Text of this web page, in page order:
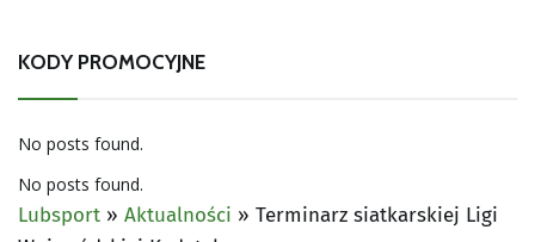
KODY PROMOCYJNE
No posts found.
No posts found.
Lubsport » Aktualności » Terminarz siatkarskiej Ligi